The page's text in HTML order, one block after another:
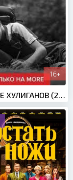
16+
БЕРЕГИТЕ ХУЛИГАНОВ (2021)